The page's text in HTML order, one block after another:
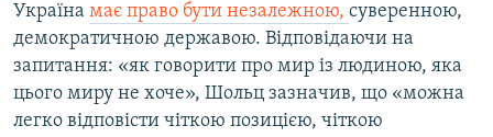
Україна має право бути незалежною, суверенною,
демократичною державою. Відповідаючи на
запитання: «як говорити про мир із людиною, яка
цього миру не хоче», Шольц зазначив, що «можна
легко відповісти чіткою позицією, чіткою